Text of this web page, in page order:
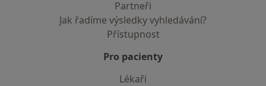
Partneři
Jak řadíme výsledky vyhledávání?
Přístupnost
Pro pacienty
Lékaři